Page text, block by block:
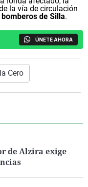
la vía de circulación
bomberos de Silla.
ÚNETE AHORA
Cero
de Alzira exige